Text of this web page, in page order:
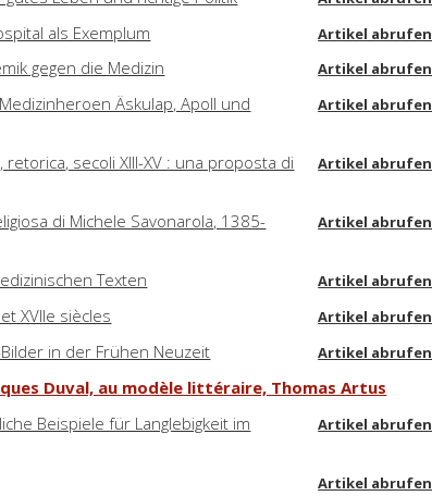
als Exemplum Artikel abrufen
gegen die Medizin Artikel abrufen
Äskulap, Apoll und
Artikel abrufen
secoli XIII-XV : una proposta di
Artikel abrufen
di Michele Savonarola, 1385-
Artikel abrufen
Texten Artikel abrufen
XVIIe siècles Artikel abrufen
in der Frühen Neuzeit Artikel abrufen
Duval, au modèle littéraire, Thomas Artus
Beispiele für Langlebigkeit im
Artikel abrufen
Artikel abrufen